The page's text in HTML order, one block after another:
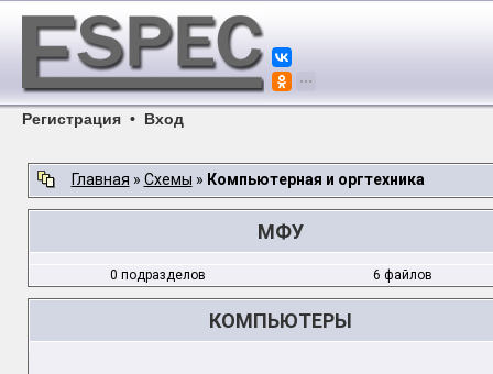
Регистрация • Вход
Главная » Схемы » Компьютерная и оргтехника
МФУ
0 подразделов 6 файлов
КОМПЬЮТЕРЫ